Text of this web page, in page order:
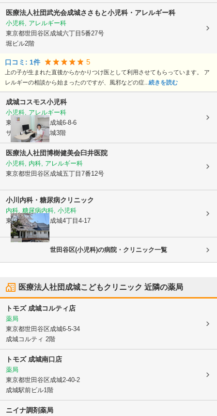
医療法人社団武光会成城ささもと小児科・アレルギー科
小児科, アレルギー科
東京都世田谷区成城六丁目5番27号
堀ビル2階
口コミ: 1件 5
上の子が生まれた直後からかかりつけ医として利用させてもらっています。 ア
レルギーの相談から始まったのですが、風邪などの症... 続きを読む
成城コスモス小児科
小児科, アレルギー科
東京都世田谷区 成城6-8-6
サラブライト成城3階
医療法人社団博樹健美会臼井医院
小児科, 内科, アレルギー科
東京都世田谷区成城五丁目7番12号
小川内科・糖尿病クリニック
内科, 糖尿病内科, 小児科
東京都世田谷区 成城4丁目4-17
世田谷区(小児科)の病院・クリニック一覧
医療法人社団成城こどもクリニック 近隣の薬局
トモズ 成城コルティ店
薬局
東京都世田谷区成城6-5-34
成城コルティ 2階
トモズ 成城南口店
薬局
東京都世田谷区成城2-40-2
成城駅前ビル1階
ニイナ調剤薬局